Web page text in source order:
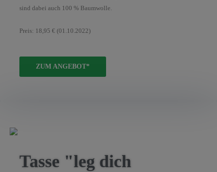
sind dabei auch 100 % Baumwolle.
Preis: 18,95 € (01.10.2022)
ZUM ANGEBOT*
Tasse "leg dich